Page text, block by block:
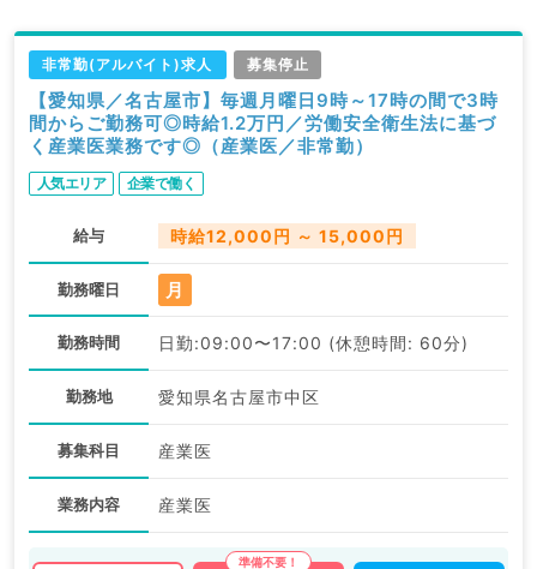
非常勤(アルバイト)求人 募集停止
【愛知県／名古屋市】毎週月曜日9時～17時の間で3時
間からご勤務可◎時給1.2万円／労働安全衛生法に基づ
く産業医業務です◎（産業医／非常勤）
人気エリア 企業で働く
給与 時給12,000円 ～ 15,000円
勤務曜日 月
勤務時間 日勤:09:00〜17:00 (休憩時間: 60分)
勤務地 愛知県名古屋市中区
募集科目 産業医
業務内容 産業医